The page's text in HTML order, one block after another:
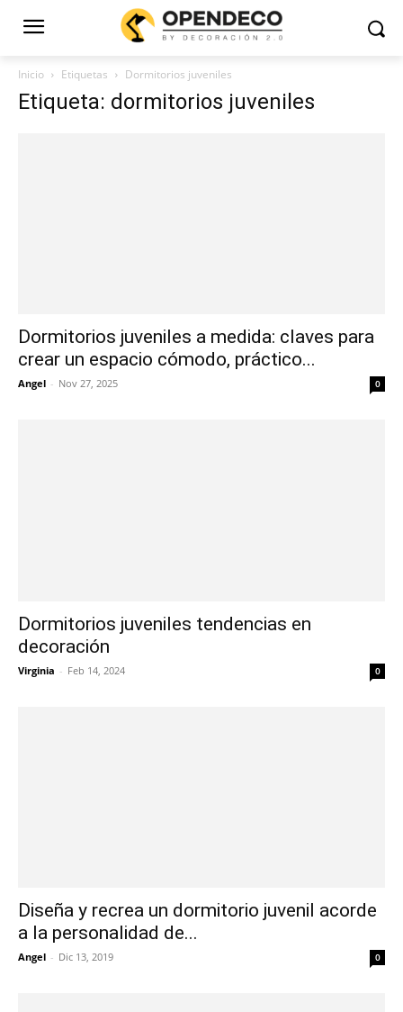
Inicio Etiquetas Dormitorios juveniles
Etiqueta: dormitorios juveniles
Dormitorios juveniles a medida: claves para
crear un espacio cómodo, práctico...
Angel - Nov 27, 2025 0
Dormitorios juveniles tendencias en
decoración
Virginia - Feb 14, 2024 0
Diseña y recrea un dormitorio juvenil acorde
a la personalidad de...
Angel - Dic 13, 2019 0